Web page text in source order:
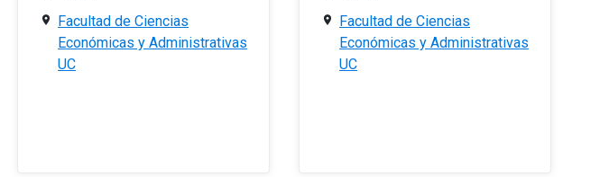
Facultad de Ciencias
Económicas y Administrativas
UC
Facultad de Ciencias
Económicas y Administrativas
UC